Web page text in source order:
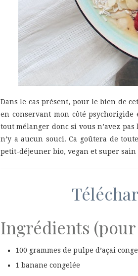
Dans le cas présent, pour le bien de
en conservant mon côté
tout mélanger donc si vous n’avez
n’y a aucun souci. Ca goûtera de
petit-déjeuner bio, vegan et super sain
Ingrédients (pour
100 grammes de pulpe d’açai
1 banane congelée